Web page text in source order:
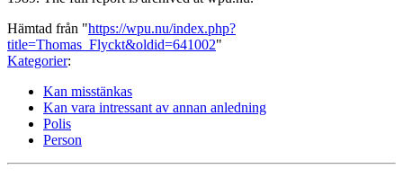
Hämtad från "https://wpu.nu/index.php?
title=Thomas_Flyckt&oldid=641002"
Kategorier:
Kan misstänkas
Kan vara intressant av annan anledning
Polis
Person